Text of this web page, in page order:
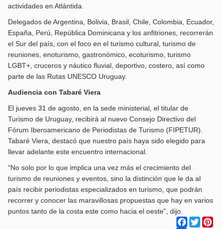
actividades en Atlántida.
Delegados de Argentina, Bolivia, Brasil, Chile, Colombia, Ecuador,
España, Perú, República Dominicana y los anfitriones, recorrerán
el Sur del país, con el foco en el turismo cultural, turismo de
reuniones, enoturismo, gastronómico, ecoturismo, turismo
LGBT+, cruceros y náutico fluvial, deportivo, costero, así como
parte de las Rutas UNESCO Uruguay.
Audiencia con Tabaré Viera
El jueves 31 de agosto, en la sede ministerial, el titular de
Turismo de Uruguay, recibirá al nuevo Consejo Directivo del
Fórum Iberoamericano de Periodistas de Turismo (FIPETUR).
Tabaré Viera, destacó que nuestro país haya sido elegido para
llevar adelante este encuentro internacional.
“No solo por lo que implica una vez más el crecimiento del
turismo de reuniones y eventos, sino la distinción que le da al
país recibir periodistas especializados en turismo, que podrán
recorrer y conocer las maravillosas propuestas que hay en varios
puntos tanto de la costa este como hacia el oeste”, dijo.
Facebook
Twitter